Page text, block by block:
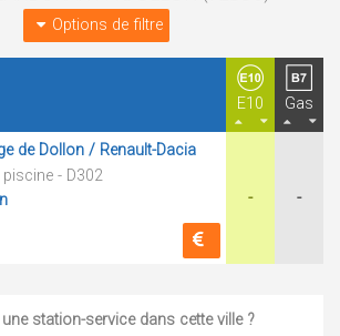
Options de filtre
E10 Gas
de Dollon / Renault-Dacia
- D302
- -
une station-service dans cette ville ?